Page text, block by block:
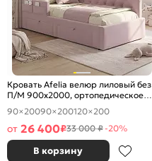
Кровать Afelia велюр лиловый без
П/М 900x2000, ортопедическое
основание, изголовье мягкое
90×20090×200120×200
от 26 400₽33 000 ₽-20%
В корзину